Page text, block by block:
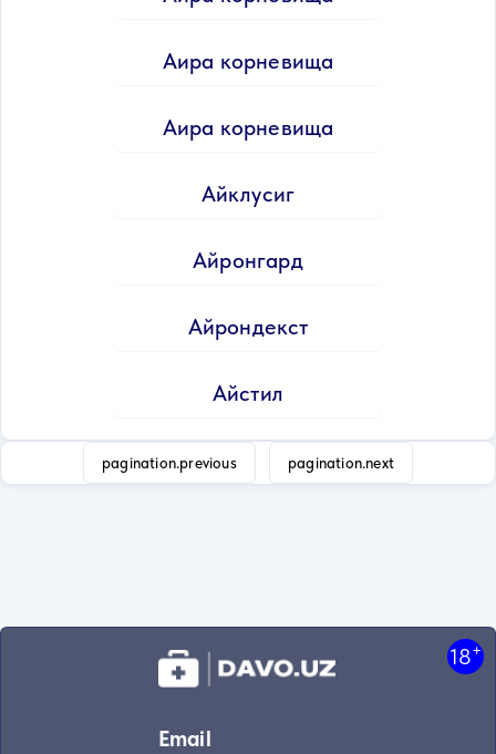
Аира корневища
Аира корневища
Айклусиг
Айронгард
Айрондекст
Айстил
pagination.previous pagination.next
18+
Email